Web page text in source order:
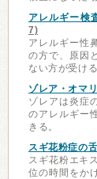
アレルギー検
7)
アレルギー性
の方で、原因
ない方が受ける
ゾレア・オマ
ゾレアは炎症
のアレルギー
きる。
スギ花粉症の
スギ花粉エキ
位の時間をか